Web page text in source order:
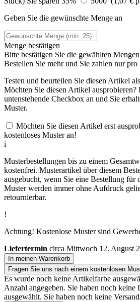
Geben Sie die gewünschte Menge an
Menge bestätigen
Bitte bestätigen Sie die gewählten
Bestellen Sie mehr und Sie zahlen nurpro
Testen und beurteilen Sie diesen Artikel
Möchten Sie diesen Artikel
untenstehende Checkbox an und Sie
Muster.
Möchten Sie diesen Artikel erst
kostenloses Muster an!
i
Musterbestellungen bis zu einem
kostenfrei. Musterartikel über diesem
ausgebucht, wenn Sie eine Bestellung für
Muster werden immer ohne Aufdruck
retournierbar.
!
Achtung! Kostenlose Muster sind
Liefertermin circa Mittwoch 12. August
In meinen Warenkorb
Fragen Sie uns nach einem kostenlosen
Es wurde noch keine Artikelfarbe
Anzahl angegeben. Sie haben noch keine
ausgewählt. Sie haben noch keine